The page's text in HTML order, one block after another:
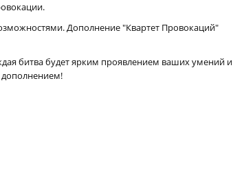
Дополнение "Квартет Провокаций"
битва будет ярким проявлением ваших умений и
дополнением!